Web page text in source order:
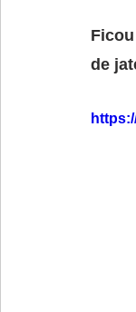
de